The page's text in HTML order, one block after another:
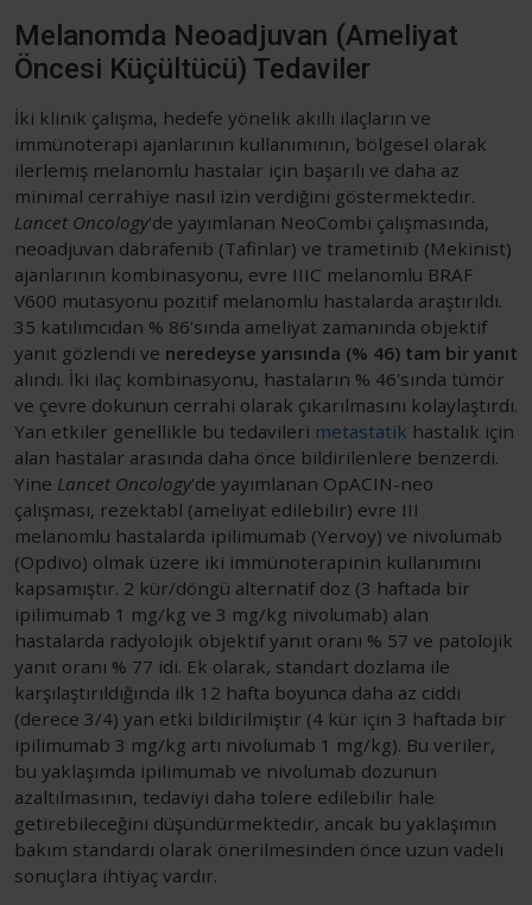
Melanomda Neoadjuvan (Ameliyat
Öncesi Küçültücü) Tedaviler
İki klinik çalışma, hedefe yönelik akıllı ilaçların ve
immünoterapi ajanlarının kullanımının, bölgesel olarak
ilerlemiş melanomlu hastalar için başarılı ve daha az
minimal cerrahiye nasıl izin verdiğini göstermektedir.
Lancet Oncology'de yayımlanan NeoCombi çalışmasında,
neoadjuvan dabrafenib (Tafinlar) ve trametinib (Mekinist)
ajanlarının kombinasyonu, evre IIIC melanomlu BRAF
V600 mutasyonu pozitif melanomlu hastalarda araştırıldı.
35 katılımcıdan % 86'sında ameliyat zamanında objektif
yanıt gözlendi ve neredeyse yarısında (% 46) tam bir yanıt
alındı. İki ilaç kombinasyonu, hastaların % 46'sında tümör
ve çevre dokunun cerrahi olarak çıkarılmasını kolaylaştırdı.
Yan etkiler genellikle bu tedavileri metastatik hastalık için
alan hastalar arasında daha önce bildirilenlere benzerdi.
Yine Lancet Oncology'de yayımlanan OpACIN-neo
çalışması, rezektabl (ameliyat edilebilir) evre III
melanomlu hastalarda ipilimumab (Yervoy) ve nivolumab
(Opdivo) olmak üzere iki immünoterapinin kullanımını
kapsamıştır. 2 kür/döngü alternatif doz (3 haftada bir
ipilimumab 1 mg/kg ve 3 mg/kg nivolumab) alan
hastalarda radyolojik objektif yanıt oranı % 57 ve patolojik
yanıt oranı % 77 idi. Ek olarak, standart dozlama ile
karşılaştırıldığında ilk 12 hafta boyunca daha az ciddi
(derece 3/4) yan etki bildirilmiştir (4 kür için 3 haftada bir
ipilimumab 3 mg/kg artı nivolumab 1 mg/kg). Bu veriler,
bu yaklaşımda ipilimumab ve nivolumab dozunun
azaltılmasının, tedaviyi daha tolere edilebilir hale
getirebileceğini düşündürmektedir, ancak bu yaklaşımın
bakım standardı olarak önerilmesinden önce uzun vadeli
sonuçlara ihtiyaç vardır.